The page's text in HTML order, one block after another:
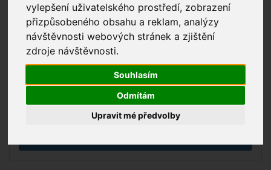
vylepšení uživatelského prostředí, zobrazení
přizpůsobeného obsahu a reklam, analýzy
návštěvnosti webových stránek a zjištění
zdroje návštěvnosti.
Souhlasím
Odmítám
Upravit mé předvolby
Vážení zákazníci, v tuto chvíli je Náš internetový obchod v
režimu Katalogu. Objednávky on-line nyní nelze vyřídit.
Děkujeme za pochopení.
Výprodej